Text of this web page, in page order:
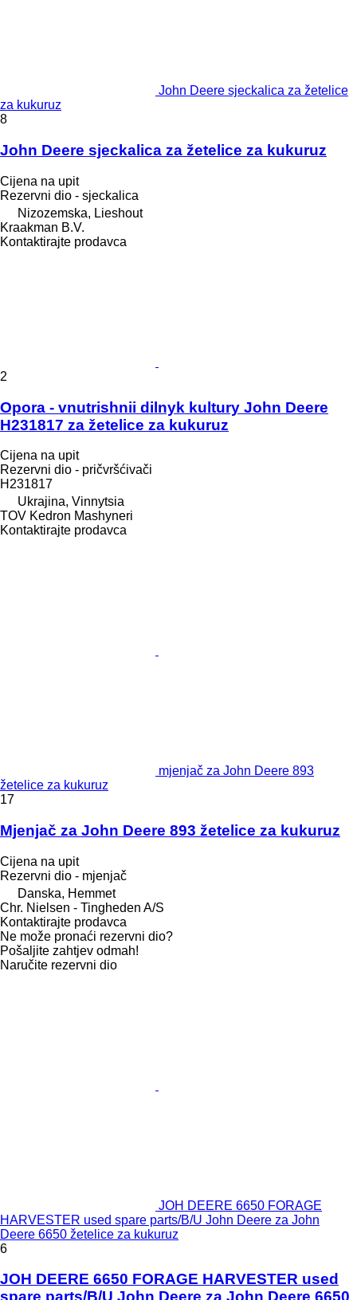
John Deere sјeckalica za žetelice
za kukuruz
8
John Deere sјeckalica za žetelice za kukuruz
Cijena na upit
Rezervni dio - sјeckalica
Nizozemska, Lieshout
Kraakman B.V.
Kontaktirajte prodavca
2
Opora - vnutrishnii dilnyk kultury John Deere
H231817 za žetelice za kukuruz
Cijena na upit
Rezervni dio - pričvršćivači
H231817
Ukrajina, Vinnytsia
TOV Kedron Mashyneri
Kontaktirajte prodavca
mjenjač za John Deere 893
žetelice za kukuruz
17
Mjenjač za John Deere 893 žetelice za kukuruz
Cijena na upit
Rezervni dio - mjenjač
Danska, Hemmet
Chr. Nielsen - Tingheden A/S
Kontaktirajte prodavca
Ne može pronaći rezervni dio?
Pošaljite zahtjev odmah!
Naručite rezervni dio
JOH DEERE 6650 FORAGE
HARVESTER used spare parts/B/U John Deere za John
Deere 6650 žetelice za kukuruz
6
JOH DEERE 6650 FORAGE HARVESTER used